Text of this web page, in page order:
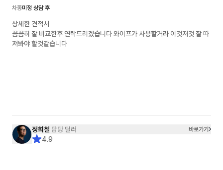
차종미정 상담 후
상세한 견적서
꼼꼼히 잘 비교한후 연락드리겠습니다 와이프가 사용할거라 이것저것 잘 따
져봐야 할것같습니다
정희철 담당 딜러 바로가기
4.9